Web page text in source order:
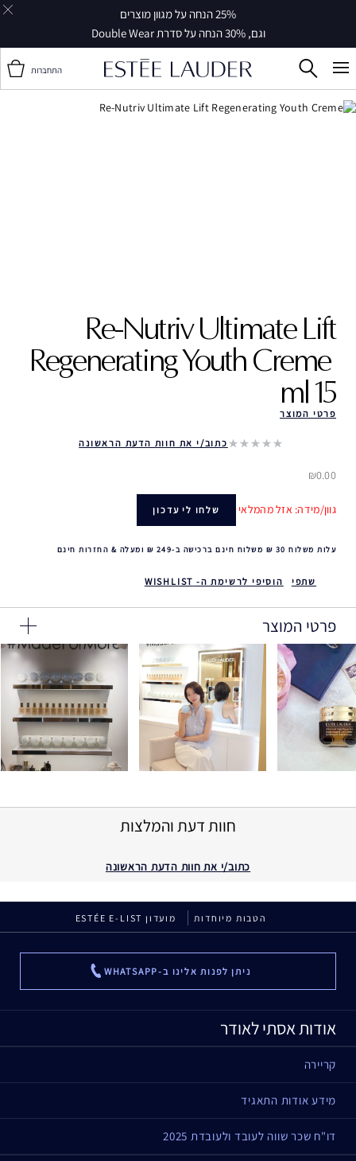
25% הנחה על מגוון מוצרים
וגם, 30% הנחה על סדרת Double Wear
התחברות
Re-Nutriv Ultimate Lift
Regenerating Youth Creme ‎
15 ml
פרטי המוצר
כתוב/י את חוות הדעת הראשונה
₪0.00
גוון/מידה: אזל מהמלאי שלחו לי עדכון
עלות משלוח 30 ₪ משלוח חינם ברכישה ב-249 ₪ ומעלה & החזרות חינם
שתפי הוסיפי לרשימת ה- WISHLIST
פרטי המוצר
חוות דעת והמלצות
כתוב/י את חוות הדעת הראשונה
הטבות מיוחדות מועדון ESTÉE E-LIST
ניתן לפנות אלינו ב-WHATSAPP ...
אודות אסתי לאודר
קריירה
מידע אודות התאגיד
דו"ח שכר שווה לעובד ולעובדת 2025